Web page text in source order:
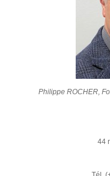
Philippe ROCHER,
44